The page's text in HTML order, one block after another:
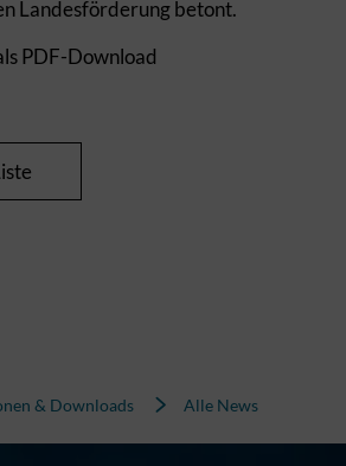
Landesförderung betont.
PDF-Download
& Downloads Alle News